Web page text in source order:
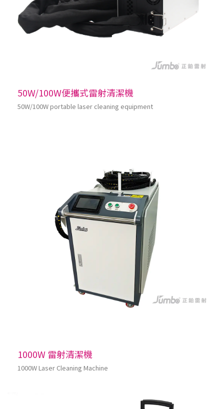
50W/100W便攜式雷射清潔機
50W/100W portable laser cleaning equipment
1000W 雷射清潔機
1000W Laser Cleaning Machine